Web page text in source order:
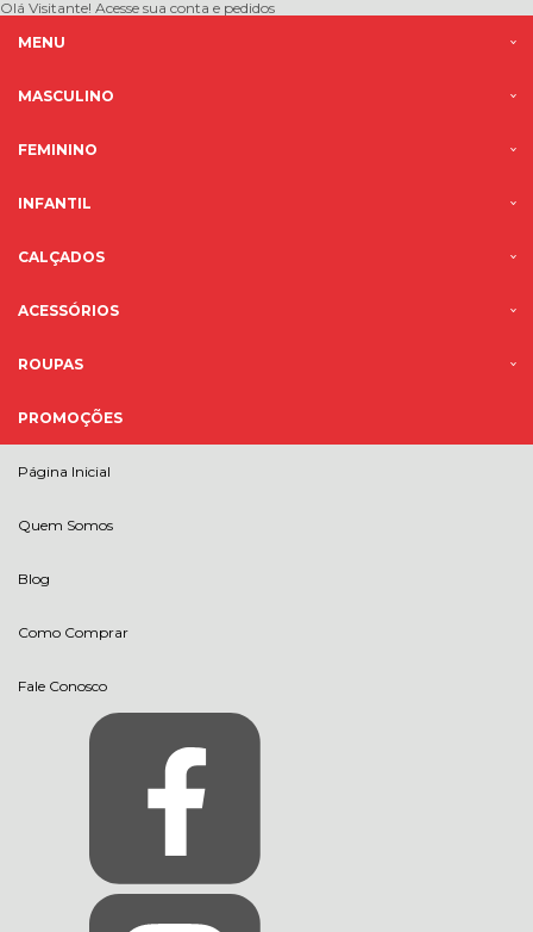
Olá Visitante! Acesse sua conta e pedidos
MENU
MASCULINO
FEMININO
INFANTIL
CALÇADOS
ACESSÓRIOS
ROUPAS
PROMOÇÕES
Página Inicial
Quem Somos
Blog
Como Comprar
Fale Conosco